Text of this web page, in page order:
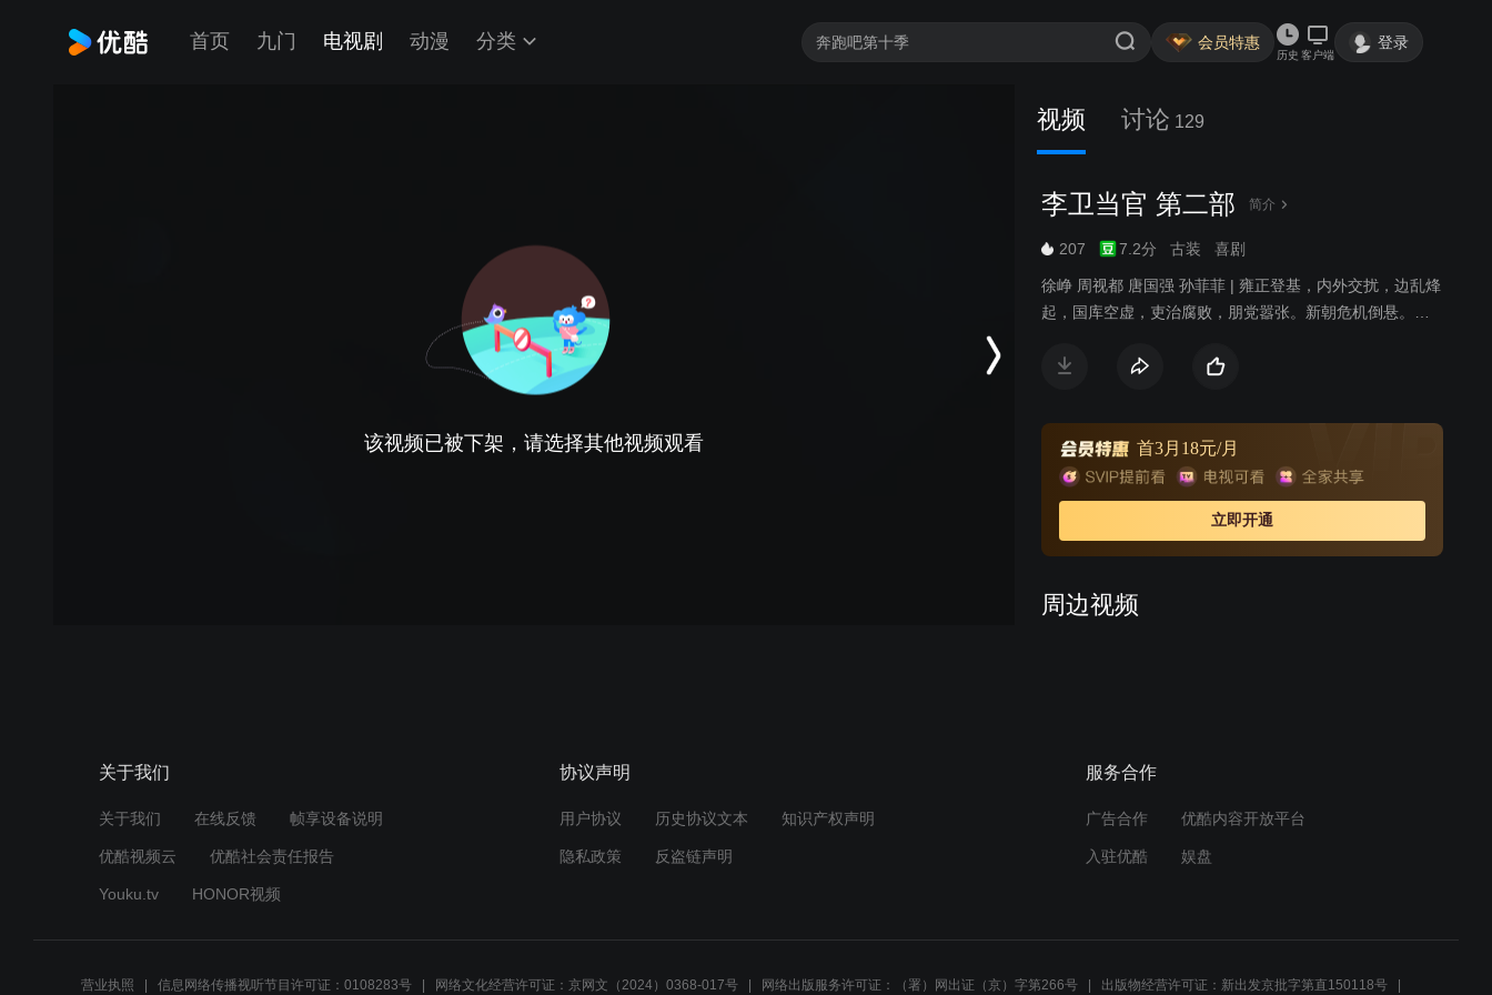
首页 九门 电视剧 动漫 分类 会员特惠
历史 客户端
登录
该视频已被下架，请选择其他视频观看
视频 讨论 129
李卫当官 第二部 简介
207 7.2分 古装 喜剧
徐峥 周视都 唐国强 孙菲菲 | 雍正登基，内外交扰，边乱烽
起，国库空虚，吏治腐败，朋党嚣张。新朝危机倒悬。占
制。大清国库空虚得连军粮、冬衣、赈灾急需的百十万两
对如此困境，继位大统刚刚四个月的雍正皇帝处乱不惊，
经过深思熟虑后，决定大胆起用被人认为“小混混”的李卫前
往八爷党严密控制的两江任苏州织造，追查上自内务府下
至苏州县城的贪墨大案，由此揭开“八爷党”的铁幕一角。手
无一兵一卒的李卫携夫人思盈、小舅子小满、丫环石榴还
深算的两江总督福桐，善弄权术的江苏巡抚闵靖元及心狠
首3月18元/月
立即开通
周边视频
过一劫
03:04
关于我们
关于我们 在线反馈 帧享设备说明
优酷视频云 优酷社会责任报告
Youku.tv HONOR视频
协议声明
用户协议 历史协议文本 知识产权声明
隐私政策 反盗链声明
服务合作
广告合作 优酷内容开放平台
入驻优酷 娱盘
营业执照 信息网络传播视听节目许可证：0108283号 网络文化经营许可证：京网文（2024）0368-017号 网络出版服务许可证：（署）网出证（京）字第266号 出版物经营许可证：新出发京批字第直150118号